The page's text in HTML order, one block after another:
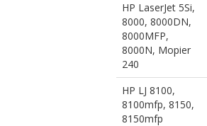
HP LaserJet 5Si,
8000, 8000DN,
8000MFP,
8000N, Mopier
240
HP LJ 8100,
8100mfp, 8150,
8150mfp